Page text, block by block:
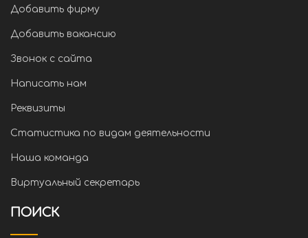
Добавить фирму
Добавить вакансию
Звонок с сайта
Написать нам
Реквизиты
Статистика по видам деятельности
Наша команда
Виртуальный секретарь
ПОИСК